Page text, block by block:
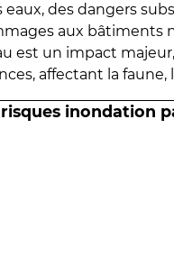
eaux, des dangers
aux bâtiments
est un impact
affectant la faune,
inondation